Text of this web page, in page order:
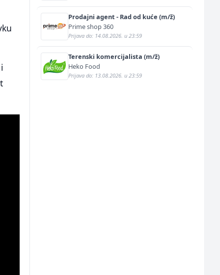
Prodajni agent - Rad od kuće (m/ž)
Prime shop 360
Prijava do: 14.08.2026. u 23:59
Terenski komercijalista (m/ž)
Heko Food
Prijava do: 13.08.2026. u 23:59